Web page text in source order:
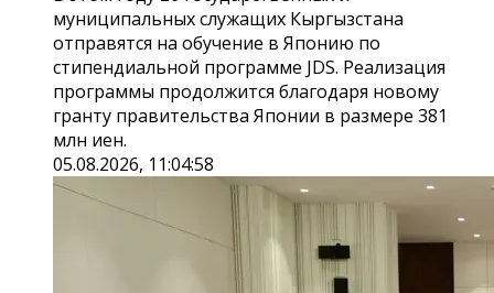
муниципальных служащих Кыргызстана
отправятся на обучение в Японию по
стипендиальной программе JDS. Реализация
программы продолжится благодаря новому
гранту правительства Японии в размере 381
млн иен.
05.08.2026, 11:04:58